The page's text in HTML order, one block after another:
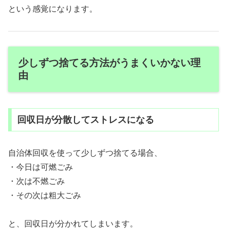
という感覚になります。
少しずつ捨てる方法がうまくいかない理
由
回収日が分散してストレスになる
自治体回収を使って少しずつ捨てる場合、
・今日は可燃ごみ
・次は不燃ごみ
・その次は粗大ごみ
と、回収日が分かれてしまいます。